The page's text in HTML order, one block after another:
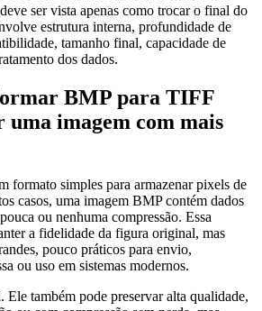
ser vista apenas como trocar o final do
estrutura interna, profundidade de
tamanho final, capacidade de
dos dados.
BMP para TIFF
uma imagem com mais
formato simples para armazenar pixels de
casos, uma imagem BMP contém dados
ou nenhuma compressão. Essa
a fidelidade da figura original, mas
pouco práticos para envio,
ou uso em sistemas modernos.
também pode preservar alta qualidade,